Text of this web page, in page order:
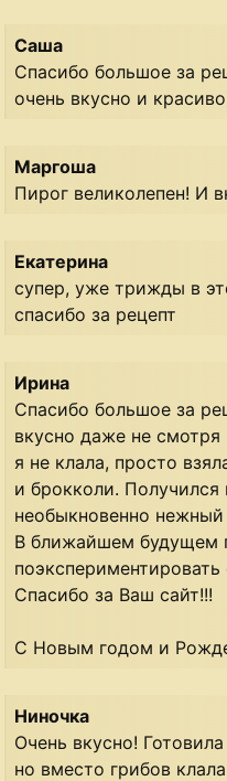
Саша
Спасибо большое за
очень вкусно и
Маргоша
Пирог великолепен! И
Екатерина
супер, уже трижды в
спасибо за рецепт
Ирина
Спасибо большое за
вкусно даже не смотря
я не клала, просто
и брокколи. Получился
необыкновенно
В ближайшем будущем
Спасибо за Ваш сайт!!!
С Новым годом и
Ниночка
Очень вкусно!
но вместо грибов